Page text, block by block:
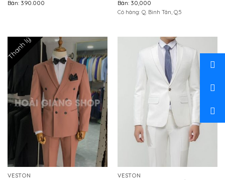
Bán: 390.000 Bán: 30,000
Có hàng: Q. Bình Tân, Q.5
Thanh lý
VESTON VESTON